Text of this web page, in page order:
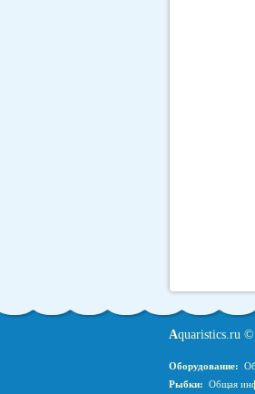
Aquaristics.ru
Оборудование:
Рыбки: Общая